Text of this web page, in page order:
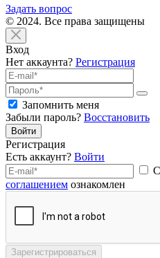
Задать вопрос
© 2024. Все права защищены
Вход
Нет аккаунта? Регистрация
Запомнить меня
Забыли пароль? Восстановить
Войти
Регистрация
Есть аккаунт? Войти
С
соглашением ознакомлен
Зарегистрироваться